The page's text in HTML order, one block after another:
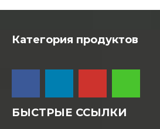
Категория продуктов
БЫСТРЫЕ ССЫЛКИ